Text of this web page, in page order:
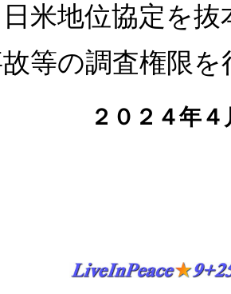
日米地位協定を
等の調査権限
２０２４年